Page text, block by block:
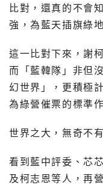
比對，還真的不會
強，為藍天插旗綠
這一比對下來，謝
而「藍韓隊」非但
幻世界」，更積極
為綠營催票的標準
世界之大，無奇不有
看到藍中評委、芯
及柯志恩等人，再